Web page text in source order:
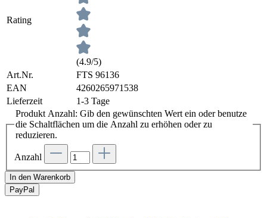
Rating
(4.9/5)
Art.Nr.
FTS 96136
EAN
4260265971538
Lieferzeit
1-3 Tage
Produkt Anzahl: Gib den gewünschten Wert ein oder benutze
die Schaltflächen um die Anzahl zu erhöhen oder zu
reduzieren.
Anzahl
In den Warenkorb
PayPal